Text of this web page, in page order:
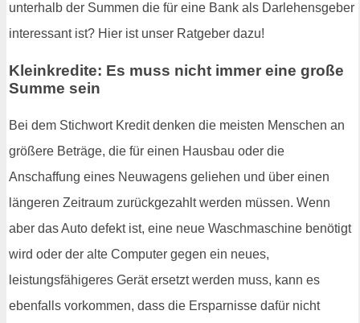
unterhalb der Summen die für eine Bank als Darlehensgeber
interessant ist? Hier ist unser Ratgeber dazu!
Kleinkredite: Es muss nicht immer eine große
Summe sein
Bei dem Stichwort Kredit denken die meisten Menschen an
größere Beträge, die für einen Hausbau oder die
Anschaffung eines Neuwagens geliehen und über einen
längeren Zeitraum zurückgezahlt werden müssen. Wenn
aber das Auto defekt ist, eine neue Waschmaschine benötigt
wird oder der alte Computer gegen ein neues,
leistungsfähigeres Gerät ersetzt werden muss, kann es
ebenfalls vorkommen, dass die Ersparnisse dafür nicht